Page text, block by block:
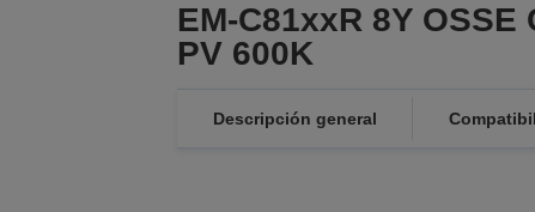
EM-C81xxR 8Y
PV 600K
Descripción general